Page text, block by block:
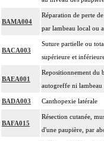
BAMA004
Réparation de perte
par lambeau local ou
BACA003
Suture partielle ou
supérieure et
BAEA001
Repositionnement du
autogreffe ni lambeau
BADA003 Canthopexie latérale
BAFA015
Résection cutanée,
d'une paupière, par